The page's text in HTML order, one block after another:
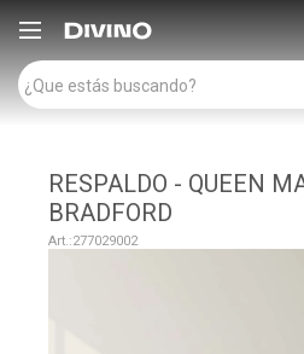

RESPALDO - QUEEN
BRADFORD
277029002